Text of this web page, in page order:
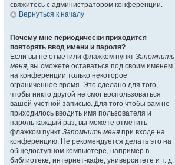
свяжитесь с администратором конференции.
Вернуться к началу
Почему мне периодически приходится
повторять ввод имени и пароля?
Если вы не отметили флажком пункт Запомнить
меня, вы сможете оставаться под своим именем
на конференции только некоторое
ограниченное время. Это сделано для того,
чтобы никто другой не смог воспользоваться
вашей учётной записью. Для того чтобы вам не
приходилось вводить имя пользователя и
пароль каждый раз, вы можете отметить
флажком пункт Запомнить меня при входе на
конференцию. Не рекомендуется делать это на
общедоступном компьютере, например в
библиотеке, интернет-кафе, университете и т. д.